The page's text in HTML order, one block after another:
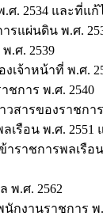
2534 และที่แก้
ผ่นดิน พ.ศ.
.ศ. 2539
เจ้าหน้าที่ พ.ศ.
การ พ.ศ. 2540
ารของราชการ
อน พ.ศ. 2551
ชการพลเรือน
.ศ. 2562
งานราชการ พ.